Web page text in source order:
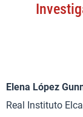
Elena López
Real Instituto